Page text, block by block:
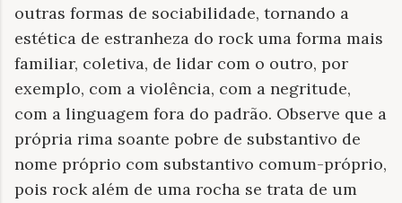
outras formas de sociabilidade, tornando a
estética de estranheza do rock uma forma mais
familiar, coletiva, de lidar com o outro, por
exemplo, com a violência, com a negritude,
com a linguagem fora do padrão. Observe que a
própria rima soante pobre de substantivo de
nome próprio com substantivo comum-próprio,
pois rock além de uma rocha se trata de um